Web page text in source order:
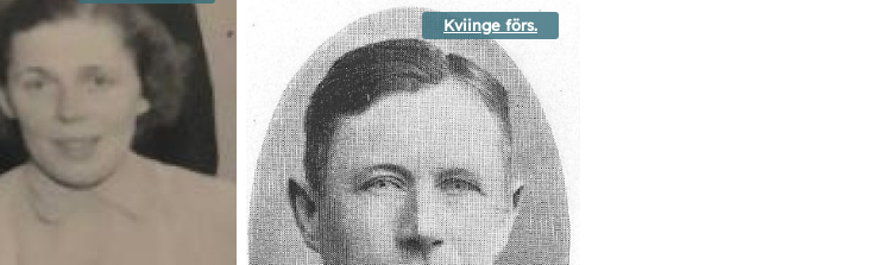
Kviinge förs.